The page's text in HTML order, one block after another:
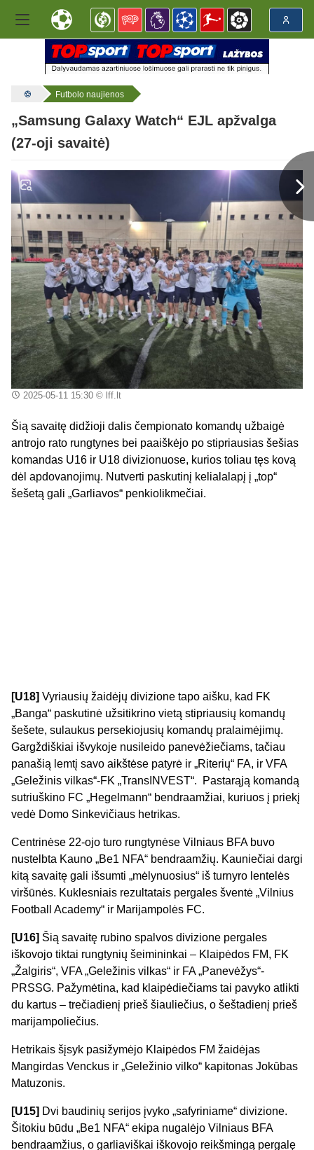
Futbolo naujienos
„Samsung Galaxy Watch“ EJL apžvalga
(27-oji savaitė)
2025-05-11 15:30© lff.lt
Šią savaitę didžioji dalis čempionato komandų užbaigė
antrojo rato rungtynes bei paaiškėjo po stipriausias šešias
komandas U16 ir U18 divizionuose, kurios toliau tęs kovą
dėl apdovanojimų. Nutverti paskutinį kelialalapį į „top“
šešetą gali „Garliavos“ penkiolikmečiai.
[U18] Vyriausių žaidėjų divizione tapo aišku, kad FK
„Banga“ paskutinė užsitikrino vietą stipriausių komandų
šešete, sulaukus persekiojusių komandų pralaimėjimų.
Gargždiškiai išvykoje nusileido panevėžiečiams, tačiau
panašią lemtį savo aikštėse patyrė ir „Riterių“ FA, ir VFA
„Geležinis vilkas“-FK „TransINVEST“. Pastarąją komandą
sutriuškino FC „Hegelmann“ bendraamžiai, kuriuos į priekį
vedė Domo Sinkevičiaus hetrikas.
Centrinėse 22-ojo turo rungtynėse Vilniaus BFA buvo
nustelbta Kauno „Be1 NFA“ bendraamžių. Kauniečiai dargi
kitą savaitę gali išsumti „mėlynuosius“ iš turnyro lentelės
viršūnės. Kuklesniais rezultatais pergales šventė „Vilnius
Football Academy“ ir Marijampolės FC.
[U16] Šią savaitę rubino spalvos divizione pergales
iškovojo tiktai rungtynių šeimininkai – Klaipėdos FM, FK
„Žalgiris“, VFA „Geležinis vilkas“ ir FA „Panevėžys“-
PRSSG. Pažymėtina, kad klaipėdiečiams tai pavyko atlikti
du kartus – trečiadienį prieš šiauliečius, o šeštadienį prieš
marijampoliečius.
Hetrikais šįsyk pasižymėjo Klaipėdos FM žaidėjas
Mangirdas Venckus ir „Geležinio vilko“ kapitonas Jokūbas
Matuzonis.
[U15] Dvi baudinių serijos įvyko „safyriniame“ divizione.
Šitokiu būdu „Be1 NFA“ ekipa nugalėjo Vilniaus BFA
bendraamžius, o garliaviškai iškovojo reikšmingą pergalę